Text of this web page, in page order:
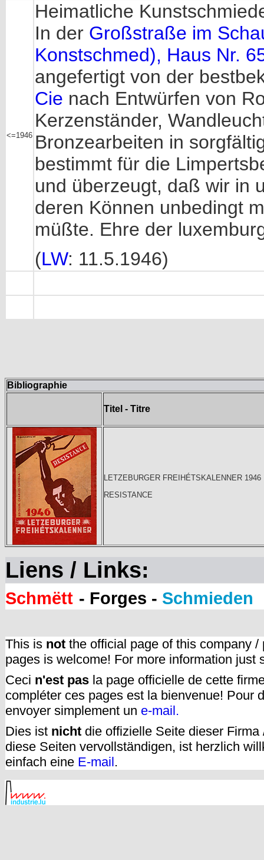
<=1946
Heimatliche
In der Großstraße im
Konstschmed), Haus Nr.
angefertigt von der
Cie nach Entwürfen von
Kerzenständer,
Bronzearbeiten in
bestimmt für die
und überzeugt, daß wir in
deren Können unbedingt
müßte. Ehre der
(LW: 11.5.1946)
Bibliographie
Titel - Titre
LETZEBURGER FREIHÉTSKALENNER 1946
RESISTANCE
Liens / Links:
Schmëtt - Forges - Schmieden
This is not the official page of this company
pages is welcome! For more information just
Ceci n'est pas la page officielle de cette
compléter ces pages est la bienvenue! Pour
envoyer simplement un e-mail.
Dies ist nicht die offizielle Seite dieser
diese Seiten vervollständigen, ist herzlich
einfach eine E-mail .